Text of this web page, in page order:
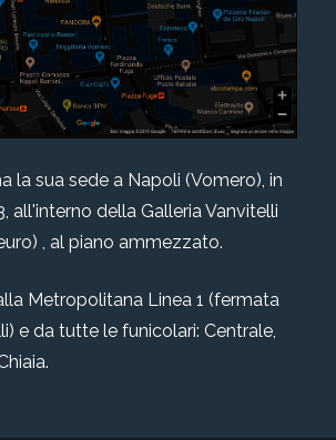
la sua sede a Napoli (Vomero), in
all'interno della Galleria Vanvitelli
, al piano ammezzato.
Metropolitana Linea 1 (fermata
e da tutte le funicolari: Centrale,